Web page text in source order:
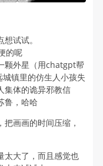
试试。
的呢
颗外星（用chatgpt帮
镇里的仿生人小孩失
集体的诡异邪教信
鲁，哈哈
画画的时间压缩，
太大了，而且感觉也